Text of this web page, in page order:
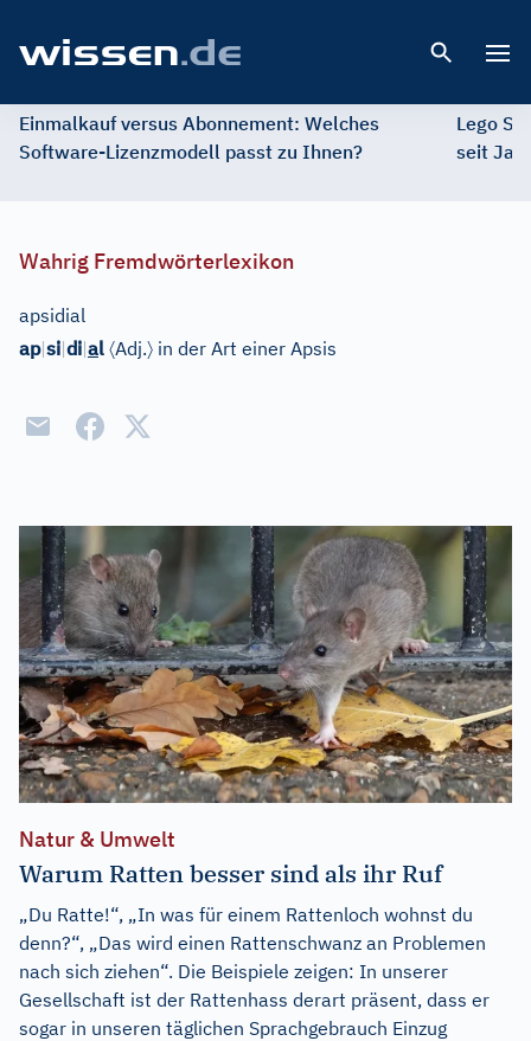
Einmalkauf versus Abonnement: Welches
Software-Lizenzmodell passt zu Ihnen?
Lego
seit
Wahrig Fremdwörterlexikon
apsidial
ap|si|di|al 〈Adj.〉 in der Art einer Apsis
Natur & Umwelt
Warum Ratten besser sind als ihr Ruf
„Du Ratte!“, „In was für einem Rattenloch wohnst du
denn?“, „Das wird einen Rattenschwanz an Problemen
nach sich ziehen“. Die Beispiele zeigen: In unserer
Gesellschaft ist der Rattenhass derart präsent, dass er
sogar in unseren täglichen Sprachgebrauch Einzug